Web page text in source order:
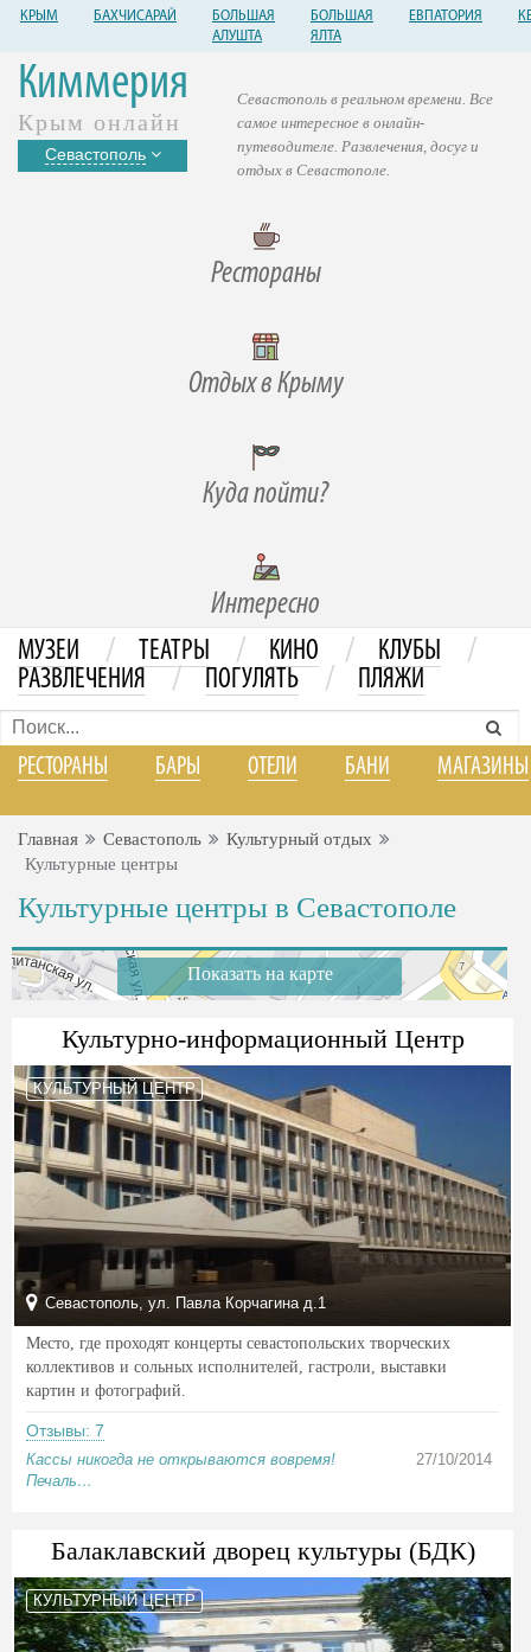
КРЫМ БАХЧИСАРАЙ
БОЛЬШАЯ
АЛУШТА
БОЛЬШАЯ
ЯЛТА
ЕВПАТОРИЯ
Киммерия
Крым онлайн
Севастополь
Рестораны
Отдых в Крыму
Куда пойти?
Интересно
Севастополь в реальном времени. Все
самое интересное в онлайн-
путеводителе. Развлечения, досуг и
отдых в Севастополе.
МУЗЕИ / ТЕАТРЫ / КИНО / КЛУБЫ /
РАЗВЛЕЧЕНИЯ / ПОГУЛЯТЬ / ПЛЯЖИ
РЕСТОРАНЫ БАРЫ ОТЕЛИ БАНИ МАГАЗИНЫ
Главная Севастополь
Культурный отдых
Культурные центры
Культурные центры в Севастополе
Показать на карте
Культурно-информационный Центр
КУЛЬТУРНЫЙ ЦЕНТР
Севастополь, ул. Павла Корчагина д.1
Место, где проходят концерты севастопольских творческих
коллективов и сольных исполнителей, гастроли, выставки
картин и фотографий.
Отзывы: 7
Кассы никогда не открываются вовремя!
Печаль…
27/10/2014
Балаклавский дворец культуры (БДК)
КУЛЬТУРНЫЙ ЦЕНТР